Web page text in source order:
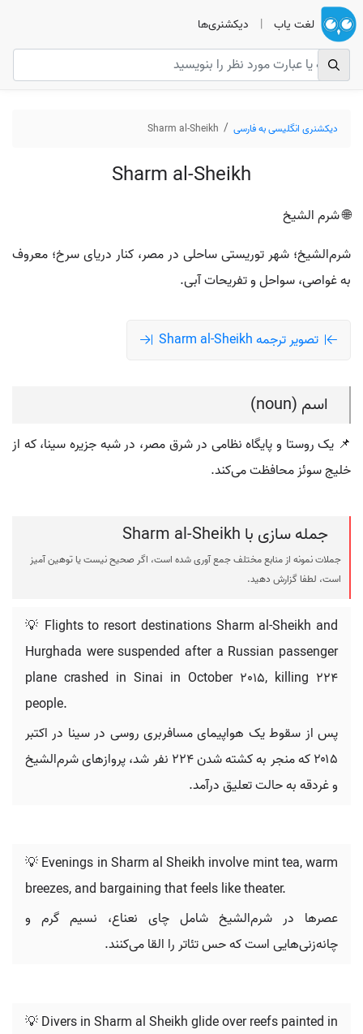
لغت یاب | دیکشنری‌ها
دیکشنری انگلیسی به فارسی Sharm al-Sheikh
Sharm al-Sheikh
🌐 شرم الشیخ
شرم‌الشیخ؛ شهر توریستی ساحلی در مصر، کنار دریای سرخ؛ معروف
به غواصی، سواحل و تفریحات آبی.
تصویر ترجمه Sharm al-Sheikh
اسم (noun)
📌 یک روستا و پایگاه نظامی در شرق مصر، در شبه جزیره سینا، که از
خلیج سوئز محافظت می‌کند.
جمله سازی با Sharm al-Sheikh
جملات نمونه از منابع مختلف جمع آوری شده است، اگر صحیح نیست یا توهین آمیز
است، لطفا گزارش دهید.
💡 Flights to resort destinations Sharm al-Sheikh and
Hurghada were suspended after a Russian passenger
plane crashed in Sinai in October 2015, killing 224
people.
پس از سقوط یک هواپیمای مسافربری روسی در سینا در اکتبر
۲۰۱۵ که منجر به کشته شدن ۲۲۴ نفر شد، پروازهای شرم‌الشیخ
و غردقه به حالت تعلیق درآمد.
💡 Evenings in Sharm al Sheikh involve mint tea, warm
breezes, and bargaining that feels like theater.
عصرها در شرم‌الشیخ شامل چای نعناع، نسیم گرم و
چانه‌زنی‌هایی است که حس تئاتر را القا می‌کنند.
💡 Divers in Sharm al Sheikh glide over reefs painted in